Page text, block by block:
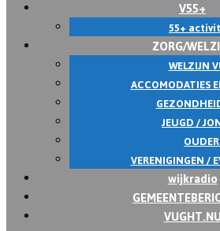
V55+
55+
ZORG/
WELZIJN
ACCOMODATIES
JEUGD /
VERENIGINGEN /
wijkradio